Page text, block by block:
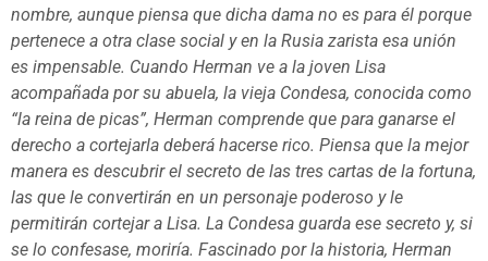
nombre, aunque piensa que dicha dama no es para él porque
pertenece a otra clase social y en la Rusia zarista esa unión
es impensable. Cuando Herman ve a la joven Lisa
acompañada por su abuela, la vieja Condesa, conocida como
“la reina de picas”, Herman comprende que para ganarse el
derecho a cortejarla deberá hacerse rico. Piensa que la mejor
manera es descubrir el secreto de las tres cartas de la fortuna,
las que le convertirán en un personaje poderoso y le
permitirán cortejar a Lisa. La Condesa guarda ese secreto y, si
se lo confesase, moriría. Fascinado por la historia, Herman